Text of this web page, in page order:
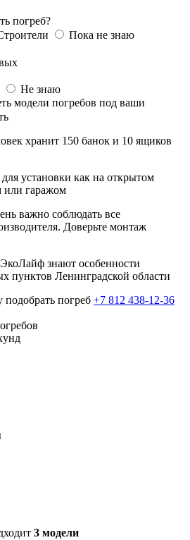
погреб?
Пока не знаю
Не знаю
модели погребов под ваши
хранит 150 банок и 10 ящиков
установки как на открытом
или гаражом
важно соблюдать все
Доверьте монтаж
знают особенности
пунктов Ленинградской области
подобрать погреб +7 812 438-12-36
3 модели